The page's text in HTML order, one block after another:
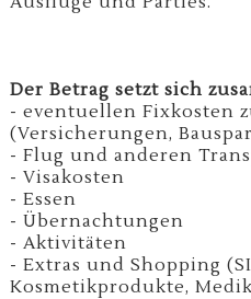
Der Betrag setzt sich
- eventuellen Fixkosten
(Versicherungen,
- Flug und anderen
- Visakosten
- Essen
- Übernachtungen
- Aktivitäten
- Extras und Shopping
Kosmetikprodukte,